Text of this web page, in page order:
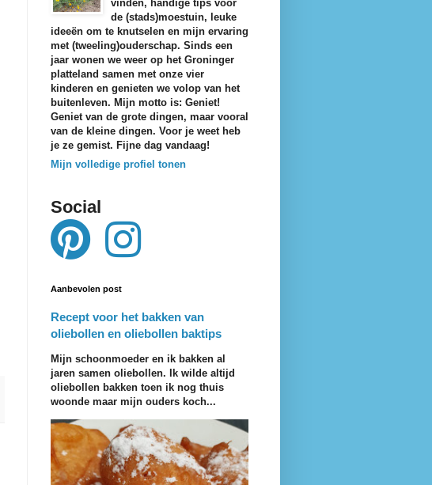
vinden, handige tips voor
de (stads)moestuin, leuke
ideeën om te knutselen en mijn ervaring
met (tweeling)ouderschap. Sinds een
jaar wonen we weer op het Groninger
platteland samen met onze vier
kinderen en genieten we volop van het
buitenleven. Mijn motto is: Geniet!
Geniet van de grote dingen, maar vooral
van de kleine dingen. Voor je weet heb
je ze gemist. Fijne dag vandaag!
Mijn volledige profiel tonen
Social
Aanbevolen post
Recept voor het bakken van
oliebollen en oliebollen baktips
Mijn schoonmoeder en ik bakken al
jaren samen oliebollen. Ik wilde altijd
oliebollen bakken toen ik nog thuis
woonde maar mijn ouders koch...